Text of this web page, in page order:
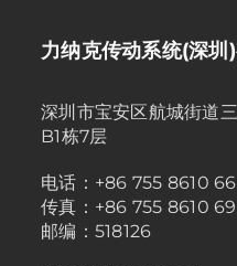
力纳克传动系统(深圳
深圳市宝安区航城街道
B1栋7层
电话：+86 755 8610
传真：+86 755 8610
邮编：518126